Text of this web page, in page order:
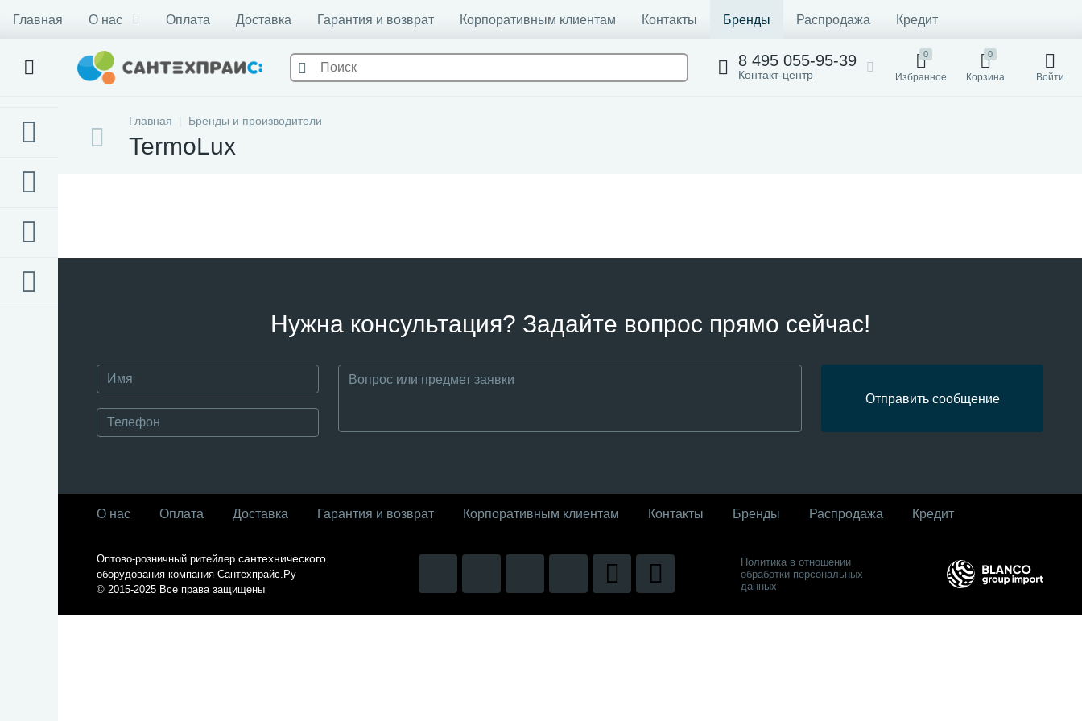
Главная О нас Оплата Доставка Гарантия и возврат Корпоративным клиентам Контакты Бренды Распродажа Кредит
8 495 055-95-39
Контакт-центр
0
Избранное
0
Корзина Войти
Главная Бренды и производители
TermoLux
Нужна консультация? Задайте вопрос прямо сейчас!
Отправить сообщение
О нас Оплата Доставка Гарантия и возврат Корпоративным клиентам Контакты Бренды Распродaжа Кредит
Оптово-розничный ритейлер сантехнического
оборудования компания Сантехпрайс.Ру
© 2015-2025 Все права защищены
Политика в отношении
обработки персональных
данных